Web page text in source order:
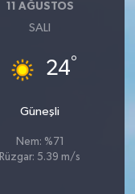
11 AĞUSTOS
SALI
24°
Güneşli
Nem: %71
Rüzgar: 5.39 m/s